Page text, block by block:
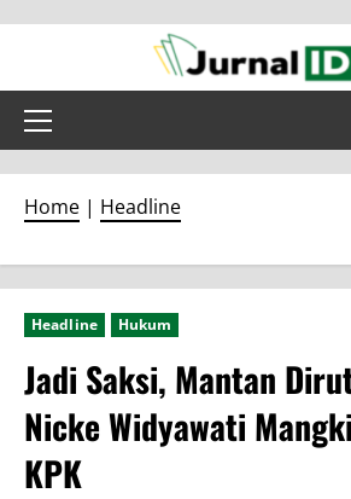
content
Primary
Home | Headline
Headline Hukum
Jadi Saksi, Mantan
Nicke Widyawati
KPK